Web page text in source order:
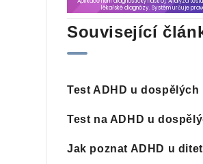
Související
Test ADHD u dospělých
Test na ADHD u
Jak poznat ADHD u